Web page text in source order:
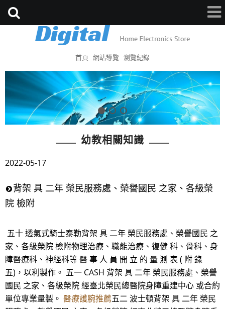
首頁 網站導覽 瀏覽紀錄
幼教相關知識
2022-05-17
背架 具 二年 榮民服務處、榮譽國民 之家、各級榮
院 檢附
五十 透氣式騎士泰勒背架 具 二年 榮民服務處、榮譽國民 之
家、各級榮院 檢附物理治療、職能治療、復健 科、骨科、身
障醫療科、神經科等 醫 事 人 員 開 立 的 量 測 表 ( 附 錄
五)，以利製作。 五一 CASH 背架 具 二年 榮民服務處、榮譽
國民 之家、各級榮院 經臺北榮民總醫院身障重建中心 或合約
單位專業量製。 醫療護腕推薦五二 波士頓背架 具 二年 榮民